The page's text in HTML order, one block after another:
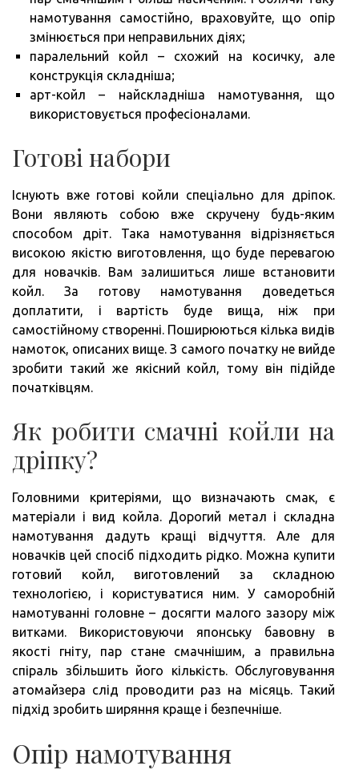
намотування самостійно, враховуйте, що опір
змінюється при неправильних діях;
паралельний койл – схожий на косичку, але
конструкція складніша;
арт-койл – найскладніша намотування, що
використовується професіоналами.
Готові набори
Існують вже готові койли спеціально для дріпок.
Вони являють собою вже скручену будь-яким
способом дріт. Така намотування відрізняється
високою якістю виготовлення, що буде перевагою
для новачків. Вам залишиться лише встановити
койл. За готову намотування доведеться
доплатити, і вартість буде вища, ніж при
самостійному створенні. Поширюються кілька видів
намоток, описаних вище. З самого початку не вийде
зробити такий же якісний койл, тому він підійде
початківцям.
Як робити смачні койли на
дріпку?
Головними критеріями, що визначають смак, є
матеріали і вид койла. Дорогий метал і складна
намотування дадуть кращі відчуття. Але для
новачків цей спосіб підходить рідко. Можна купити
готовий койл, виготовлений за складною
технологією, і користуватися ним. У саморобній
намотуванні головне – досягти малого зазору між
витками. Використовуючи японську бавовну в
якості гніту, пар стане смачнішим, а правильна
спіраль збільшить його кількість. Обслуговування
атомайзера слід проводити раз на місяць. Такий
підхід зробить ширяння краще і безпечніше.
Опір намотування